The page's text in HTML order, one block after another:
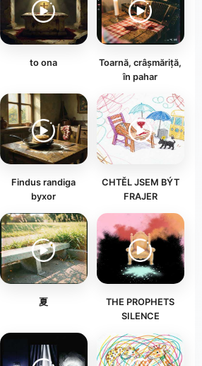
to ona
Toarnă, crâșmăriță,
în pahar
Findus randiga
byxor
CHTĚL JSEM BÝT
FRAJER
夏
THE PROPHETS
SILENCE